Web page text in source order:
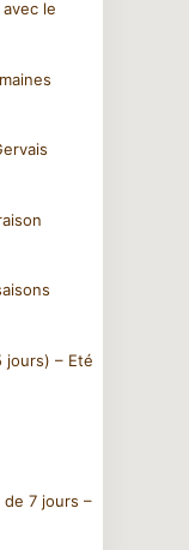
le
jours) – Eté
7 jours –